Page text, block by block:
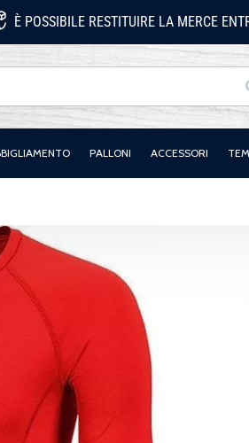
È POSSIBILE RESTITUIRE LA MERCE
PALLONI ACCESSORI